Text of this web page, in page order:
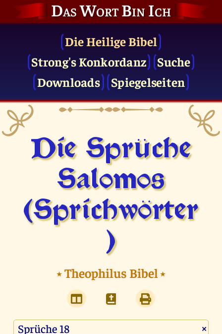
Das Wort Bin Ich
Die Heilige Bibel
Strong's Konkordanz
Suche
Downloads
Spiegelseiten
Die Sprüche
Salomos
(Sprichwörter
)
⭑Theophilus Bibel⭑
×